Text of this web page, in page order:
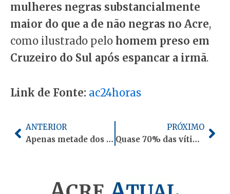
mulheres negras substancialmente
maior do que a de não negras no Acre,
como ilustrado pelo homem preso em
Cruzeiro do Sul após espancar a irmã.
Link de Fonte: ac24horas
Anterior
ANTERIOR
Apenas metade dos moradores de Rio Branco diz se sentir protegida pela PM
PRÓXIMO
Quase 70% das vítimas de furto não registram ocorrência em Rio Branco